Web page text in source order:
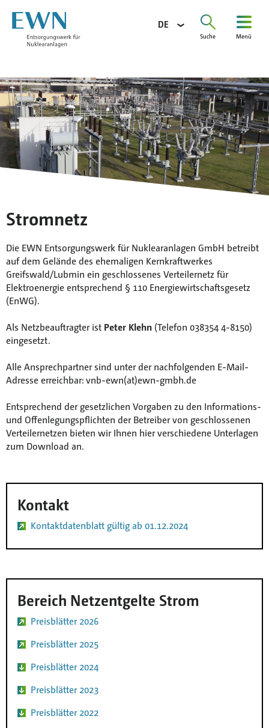
DE
Suche Menü
Aufgaben
Projekte
Information
Karriere
Glossar
Anfahrt
Mitarbeiterportal
Stromnetz
Die EWN Entsorgungswerk für Nuklearanlagen GmbH betreibt
auf dem Gelände des ehemaligen Kernkraftwerkes
Greifswald/Lubmin ein geschlossenes Verteilernetz für
Elektroenergie entsprechend § 110 Energiewirtschaftsgesetz
(EnWG).
Als Netzbeauftragter ist Peter Klehn (Telefon 038354 4-8150)
eingesetzt.
Alle Ansprechpartner sind unter der nachfolgenden E-Mail-
Adresse erreichbar: vnb-ewn(at)ewn-gmbh.de
Entsprechend der gesetzlichen Vorgaben zu den Informations-
und Offenlegungspflichten der Betreiber von geschlossenen
Verteilernetzen bieten wir Ihnen hier verschiedene Unterlagen
zum Download an.
Kontakt
Kontaktdatenblatt gültig ab 01.12.2024
Bereich Netzentgelte Strom
Preisblätter 2026
Preisblätter 2025
Preisblätter 2024
Preisblätter 2023
Preisblätter 2022